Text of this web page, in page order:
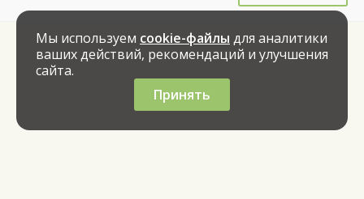
Мы используем cookie-файлы для аналитики
ваших действий, рекомендаций и улучшения
сайта.
Принять